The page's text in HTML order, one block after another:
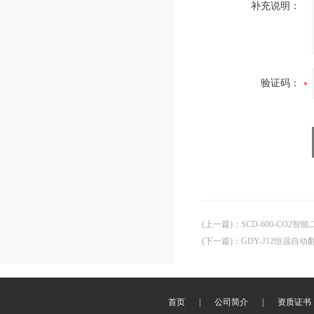
补充说明：
验证码：
(上一篇) ： SCD-600-CO2智能
(下一篇) ： GDY-J12恒温自动
首页 公司简介 资质证书